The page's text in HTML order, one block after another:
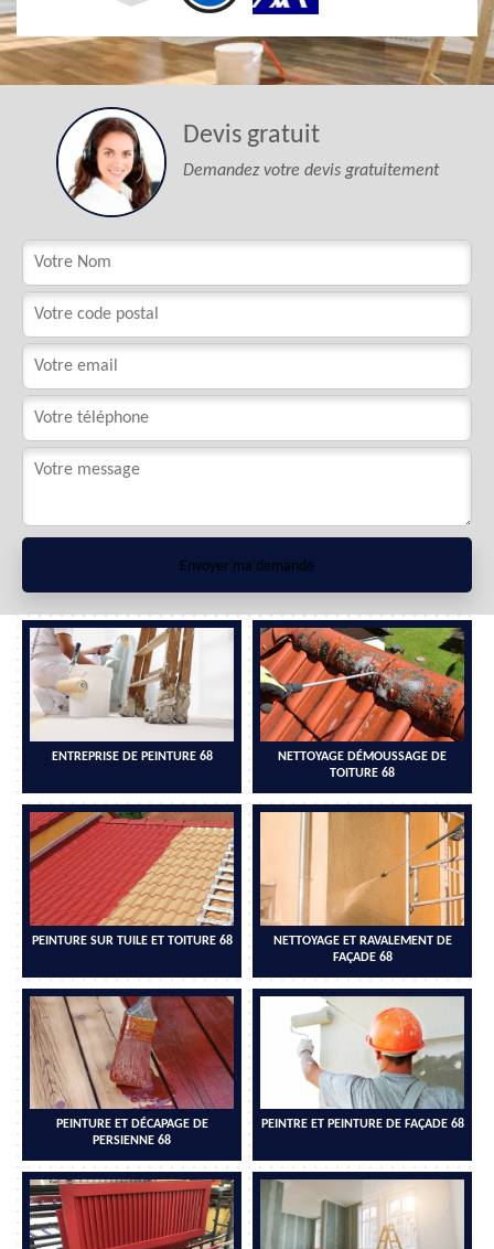
Devis gratuit
Demandez votre devis gratuitement
ENTREPRISE DE PEINTURE 68
NETTOYAGE DÉMOUSSAGE DE
TOITURE 68
PEINTURE SUR TUILE ET TOITURE 68
NETTOYAGE ET RAVALEMENT DE
FAÇADE 68
PEINTURE ET DÉCAPAGE DE
PERSIENNE 68
PEINTRE ET PEINTURE DE FAÇADE 68